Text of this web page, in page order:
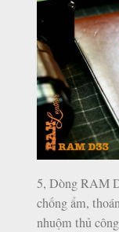
5, Dòng RAM
chống ẩm,
nhuộm thủ